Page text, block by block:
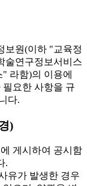
보원(이하 "교육정
술연구정보서비스
라함)의 이용에
요한 사항을 규
다.
)
게시하여 공시함
.
유가 발생한 경우